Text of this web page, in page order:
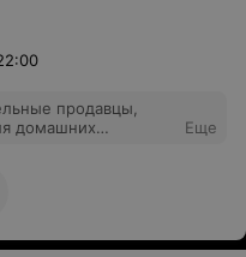
продавцы,
домашних
Еще